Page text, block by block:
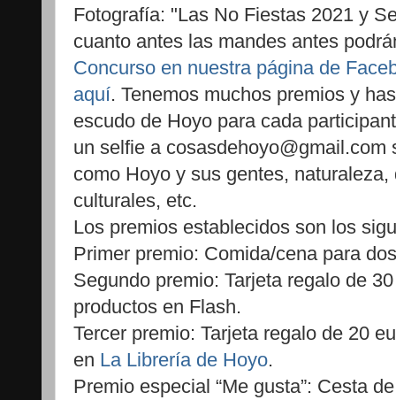
Fotografía: "Las No Fiestas 2021 y
cuanto antes las mandes antes
Concurso en nuestra página de
aquí. Tenemos muchos premios y
escudo de Hoyo para cada
un selfie a cosasdehoyo@gmail.com
como Hoyo y sus gentes,
culturales, etc.
Los premios establecidos son los
Primer premio: Comida/cena para
Segundo premio: Tarjeta regalo de
productos en Flash.
Tercer premio: Tarjeta regalo de 20
en La Librería de Hoyo.
Premio especial “Me gusta”: Cesta